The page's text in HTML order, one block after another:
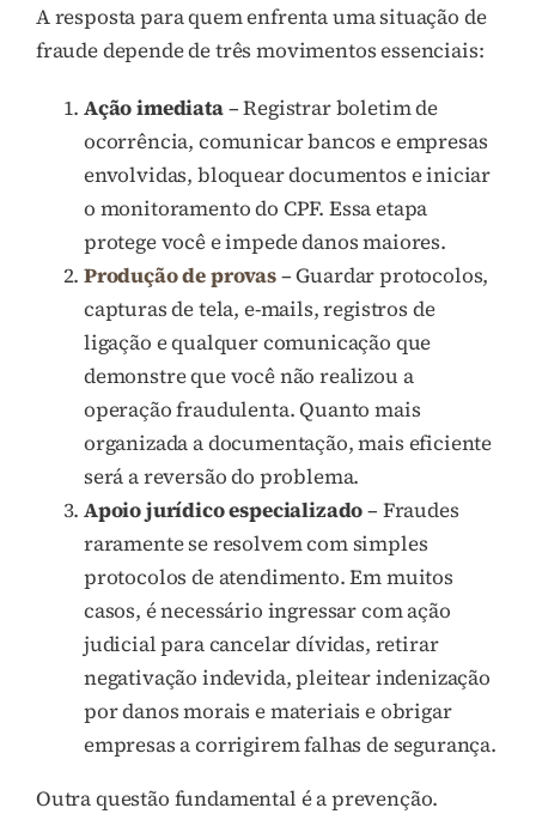
A resposta para quem enfrenta uma situação de
fraude depende de três movimentos essenciais:
Ação imediata– Registrar boletim de
ocorrência, comunicar bancos e empresas
envolvidas, bloquear documentos e iniciar
o monitoramento do CPF. Essa etapa
protege você e impede danos maiores.
Produção de provas– Guardar protocolos,
capturas de tela, e-mails, registros de
ligação e qualquer comunicação que
demonstre que você não realizou a
operação fraudulenta. Quanto mais
organizada a documentação, mais eficiente
será a reversão do problema.
Apoio jurídico especializado– Fraudes
raramente se resolvem com simples
protocolos de atendimento. Em muitos
casos, é necessário ingressar com ação
judicial para cancelar dívidas, retirar
negativação indevida, pleitear indenização
por danos morais e materiais e obrigar
empresas a corrigirem falhas de segurança.
Outra questão fundamental é a prevenção.